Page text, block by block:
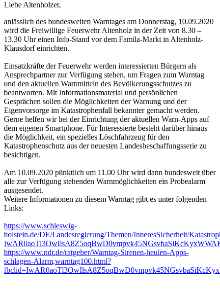
Liebe Altenholzer,
anlässlich des bundesweiten Warntages am Donnerstag, 10.09.2020
wird die Freiwillige Feuerwehr Altenholz in der Zeit von 8.30 –
13.30 Uhr einen Info-Stand vor dem Famila-Markt in Altenholz-
Klausdorf einrichten.
Einsatzkräfte der Feuerwehr werden interessierten Bürgern als
Ansprechpartner zur Verfügung stehen, um Fragen zum Warntag
und den aktuellen Warnmitteln des Bevölkerungsschutzes zu
beantworten. Mit Informationsmaterial und persönlichen
Gesprächen sollen die Möglichkeiten der Warnung und der
Eigenvorsorge im Katastrophenfall bekannter gemacht werden.
Gerne helfen wir bei der Einrichtung der aktuellen Warn-Apps auf
dem eigenen Smartphone. Für Interessierte besteht darüber hinaus
die Möglichkeit, ein spezielles Löschfahrzeug für den
Katastrophenschutz aus der neuesten Landesbeschaffungsserie zu
besichtigen.
Am 10.09.2020 pünktlich um 11.00 Uhr wird dann bundesweit über
alle zur Verfügung stehenden Warnmöglichkeiten ein Probealarm
ausgesendet.
Weitere Informationen zu diesem Warntag gibt es unter folgenden
Links:
https://www.schleswig-
holstein.de/DE/Landesregierung/Themen/InneresSicherheit/
https://www.ndr.de/ratgeber/Warntag-Sirenen-heulen-Apps-
schlagen-Alarm,warntag100.html?